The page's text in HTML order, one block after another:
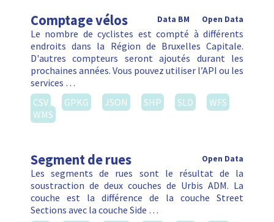
Comptage vélos Open Data
Data BM
Le nombre de cyclistes est compté à différents
endroits dans la Région de Bruxelles Capitale.
D'autres compteurs seront ajoutés durant les
prochaines années. Vous pouvez utiliser l’API ou les
services …
CSV
GPKG JSON SHP SLD
WFS
WMS
Segment de rues Open Data
Les segments de rues sont le résultat de la
soustraction de deux couches de Urbis ADM. La
couche est la différence de la couche Street
Sections avec la couche Side …